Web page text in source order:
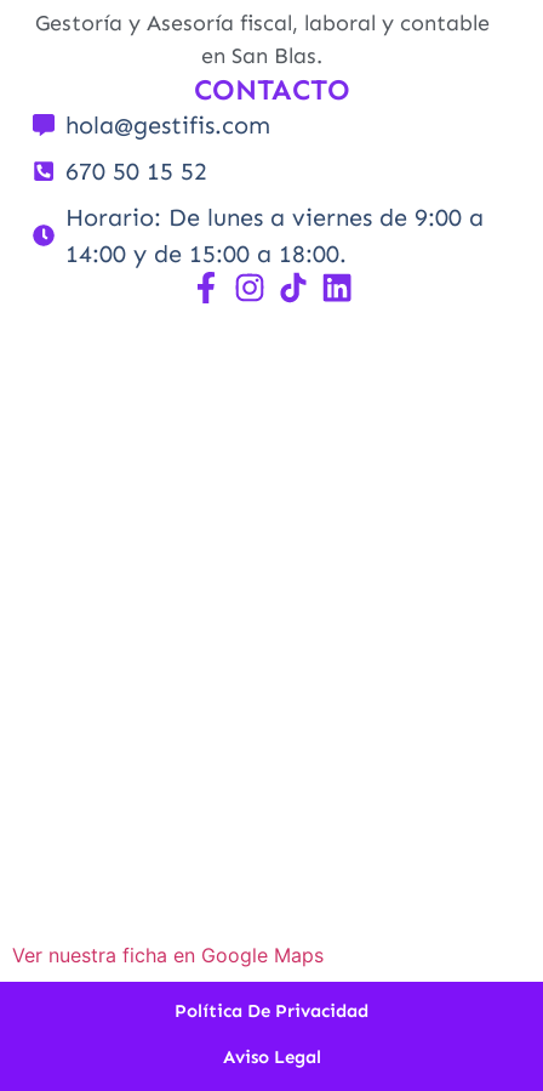
Gestoría y Asesoría fiscal, laboral y contable
en San Blas.
CONTACTO
hola@gestifis.com
670 50 15 52
Horario: De lunes a viernes de 9:00 a
14:00 y de 15:00 a 18:00.
Ver nuestra ficha en Google Maps
Política De Privacidad
Aviso Legal